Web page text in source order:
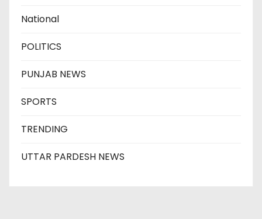
National
POLITICS
PUNJAB NEWS
SPORTS
TRENDING
UTTAR PARDESH NEWS